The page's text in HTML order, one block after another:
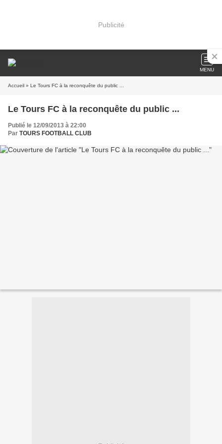
Publicité
MENU
Accueil » Le Tours FC à la reconquête du public ...
Le Tours FC à la reconquête du public ...
Publié le 12/09/2013 à 22:00
Par TOURS FOOTBALL CLUB